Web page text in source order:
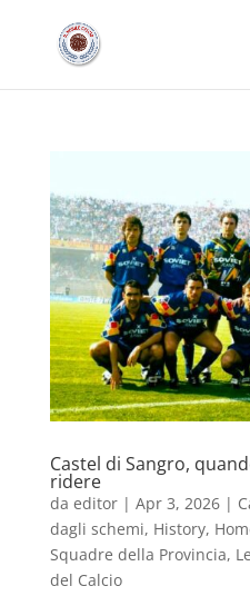
Castel di Sangro,
ridere
da editor| Apr 3, 2026|
dagli schemi, History,
Squadre della Provincia,
del Calcio